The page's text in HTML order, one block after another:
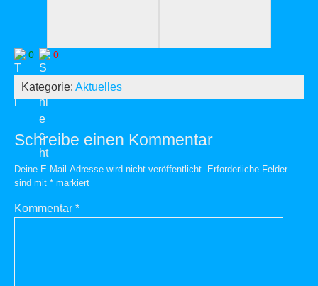
0 0
Kategorie: Aktuelles
Schreibe einen Kommentar
Deine E-Mail-Adresse wird nicht veröffentlicht. Erforderliche Felder
sind mit * markiert
Kommentar *